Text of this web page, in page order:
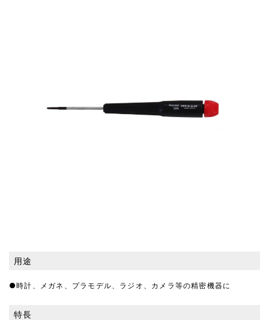
用途
●時計、メガネ、プラモデル、ラジオ、カメラ等の精密機器に
特長